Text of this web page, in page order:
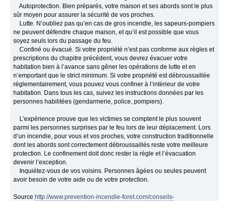
Autoprotection. Bien préparés, votre maison et ses abords sont le plus
sûr moyen pour assurer la sécurité de vos proches.
Lutte. N’oubliez pas qu’en cas de gros incendie, les sapeurs-pompiers
ne peuvent défendre chaque maison, et qu’il est possible que vous
soyez seuls lors du passage du feu.
Confiné ou évacué. Si votre propriété n’est pas conforme aux règles et
prescriptions du chapitre précédent, vous devrez évacuer votre
habitation bien à l’avance sans gêner les opérations de lutte et en
n’emportant que le strict minimum. Si votre propriété est débroussaillée
réglementairement, vous pouvez vous confiner à l’intérieur de votre
habitation. Dans tous les cas, suivez les instructions données par les
personnes habilitées (gendarmerie, police, pompiers).
L’expérience prouve que les victimes se comptent le plus souvent
parmi les personnes surprises par le feu lors de leur déplacement. Lors
d’un incendie, pour vous et vos proches, votre construction traditionnelle
dont les abords sont correctement débroussaillés reste votre meilleure
protection. Le confinement doit donc rester la règle et l’évacuation
devenir l’exception.
Inquiétez-vous de vos voisins. Personnes âgées ou seules peuvent
avoir besoin de votre aide ou de votre protection.
Source http://www.prevention-incendie-foret.com/conseils-